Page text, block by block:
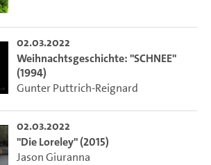
02.03.2022
Weihnachtsgeschichte: "SCHNEE"
(1994)
Gunter Puttrich-Reignard
02.03.2022
"Die Loreley" (2015)
Jason Giuranna